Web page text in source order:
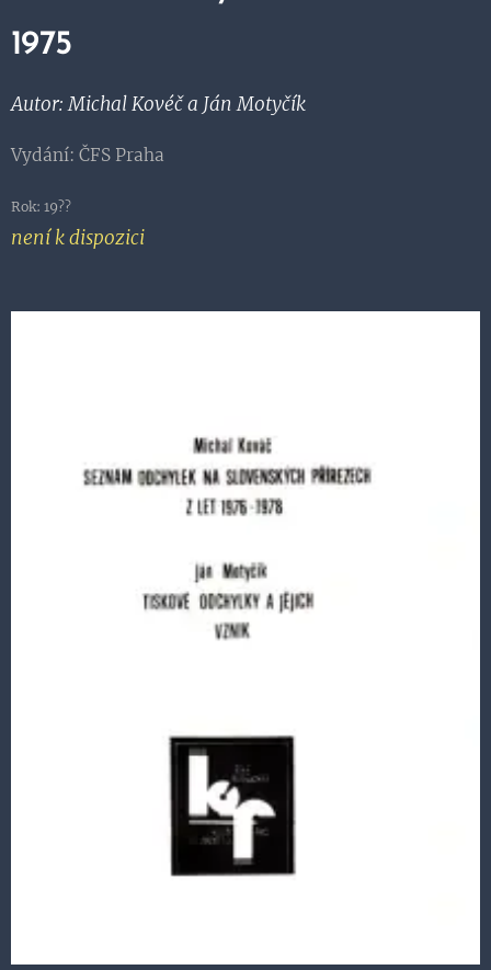
1975
Autor: Michal Kovéč a Ján Motyčík
Vydání: ČFS Praha
Rok: 19??
není k dispozici